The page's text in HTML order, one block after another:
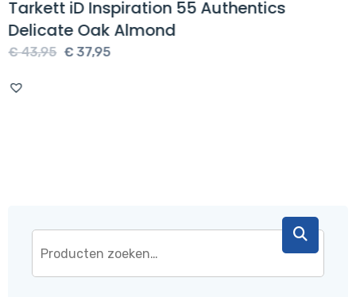
Tarkett iD Inspiration 55 Authentics
Delicate Oak Almond
€43,95 Oorspronkelijke
€37,95Huidige